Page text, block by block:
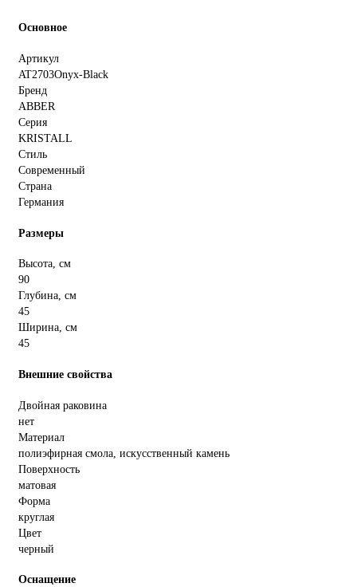
Основное
Артикул
AT2703Onyx-Black
Бренд
ABBER
Серия
KRISTALL
Стиль
Современный
Страна
Германия
Размеры
Высота, см
90
Глубина, см
45
Ширина, см
45
Внешние свойства
Двойная раковина
нет
Материал
полиэфирная смола, искусственный камень
Поверхность
матовая
Форма
круглая
Цвет
черный
Оснащение